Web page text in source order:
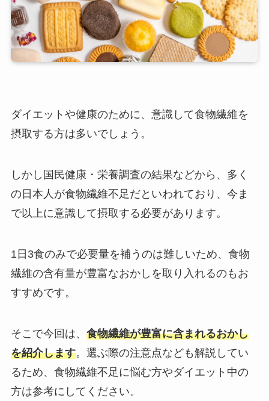
ダイエットや健康のために、意識して食物繊維を
摂取する方は多いでしょう。
しかし国民健康・栄養調査の結果などから、多く
の日本人が食物繊維不足だといわれており、今ま
で以上に意識して摂取する必要があります。
1日3食のみで必要量を補うのは難しいため、食物
繊維の含有量が豊富なおかしを取り入れるのもお
すすめです。
そこで今回は、 食物繊維が豊富に含まれるおかし
を紹介します。選ぶ際の注意点なども解説してい
るため、食物繊維不足に悩む方やダイエット中の
方は参考にしてください。